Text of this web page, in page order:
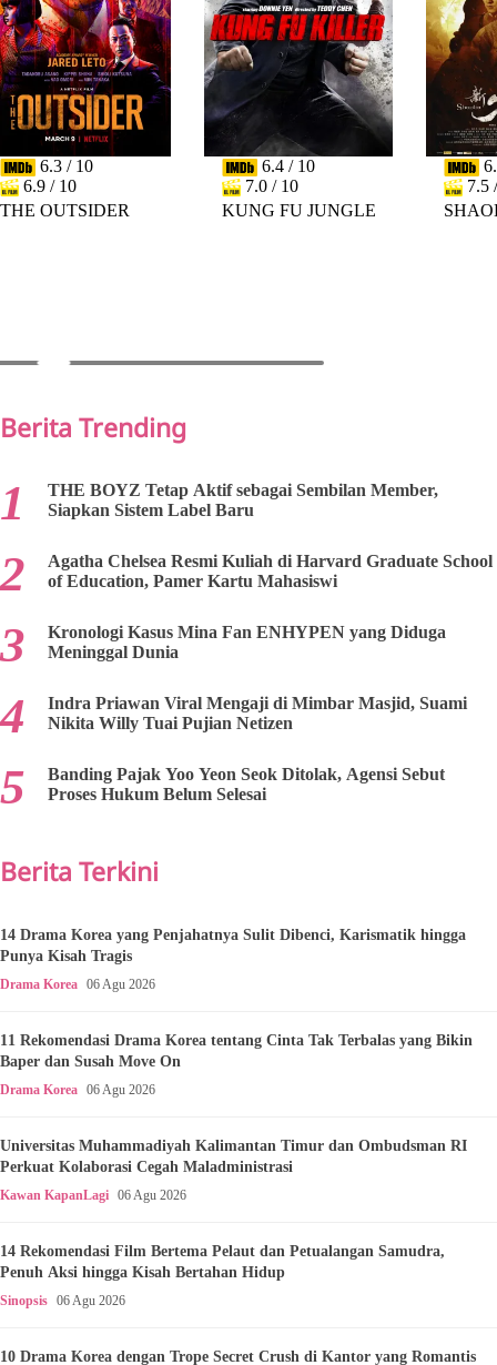
6.3 / 10
6.9 / 10
THE OUTSIDER
6.4 / 10
7.0 / 10
KUNG FU JUNGLE
7.5
Berita Trending
THE BOYZ Tetap Aktif sebagai Sembilan Member,
Siapkan Sistem Label Baru
Agatha Chelsea Resmi Kuliah di Harvard Graduate School
of Education, Pamer Kartu Mahasiswi
Kronologi Kasus Mina Fan ENHYPEN yang Diduga
Meninggal Dunia
Indra Priawan Viral Mengaji di Mimbar Masjid, Suami
Nikita Willy Tuai Pujian Netizen
Banding Pajak Yoo Yeon Seok Ditolak, Agensi Sebut
Proses Hukum Belum Selesai
Berita Terkini
14 Drama Korea yang Penjahatnya Sulit Dibenci, Karismatik hingga
Punya Kisah Tragis
Drama Korea 06 Agu 2026
11 Rekomendasi Drama Korea tentang Cinta Tak Terbalas yang Bikin
Baper dan Susah Move On
Drama Korea 06 Agu 2026
Universitas Muhammadiyah Kalimantan Timur dan Ombudsman RI
Perkuat Kolaborasi Cegah Maladministrasi
Kawan KapanLagi 06 Agu 2026
14 Rekomendasi Film Bertema Pelaut dan Petualangan Samudra,
Penuh Aksi hingga Kisah Bertahan Hidup
Sinopsis 06 Agu 2026
10 Drama Korea dengan Trope Secret Crush di Kantor yang Romantis